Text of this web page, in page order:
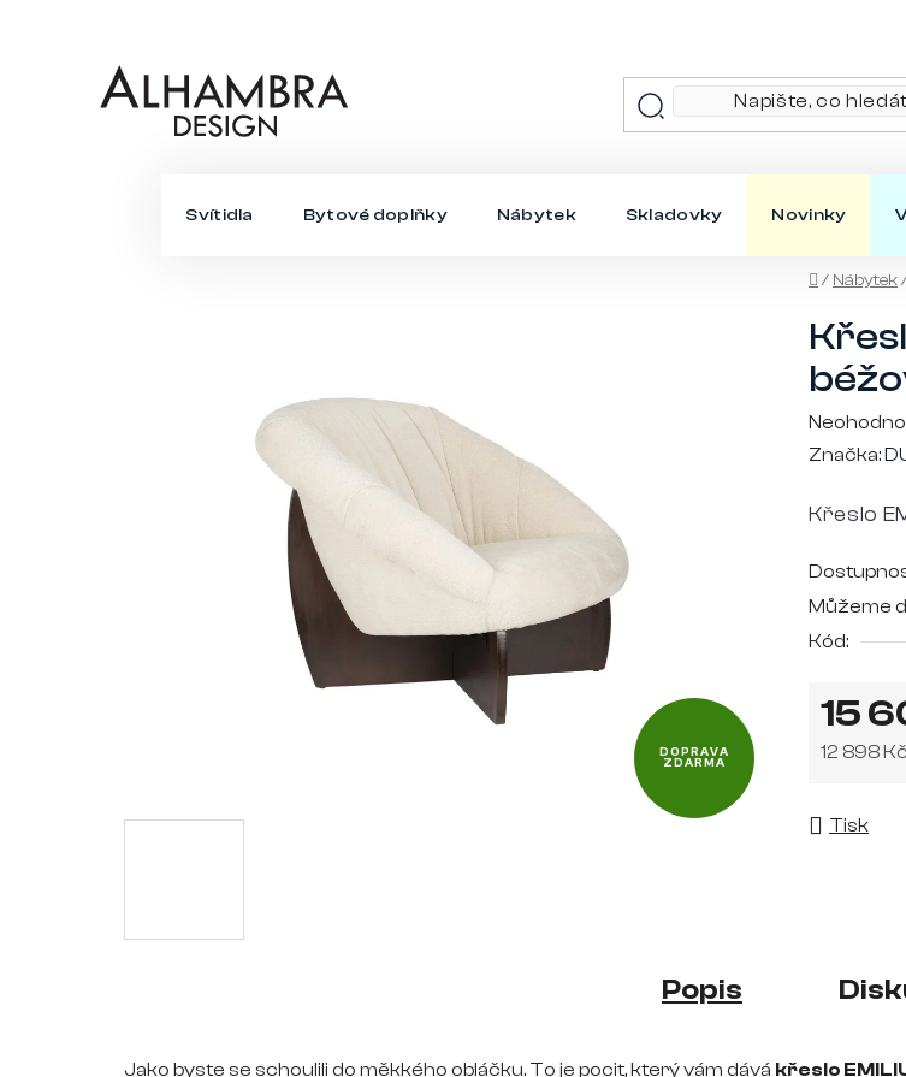
Svítidla Bytové doplňky Nábytek Skladovky Novinky
Domů
/ Nábytek
Průměrné
hodnocení
je
z
5
hvězdiček.
Značka:
Křeslo
Můžeme
Kód:
15
12 898
Tisk
DOPRAVA
ZDARMA
Popis
Jako byste se schoulili do měkkého obláčku. To je pocit, který vám dává křeslo